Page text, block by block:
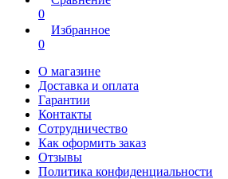
0
Избранное
0
О магазине
Доставка и оплата
Гарантии
Контакты
Сотрудничество
Как оформить заказ
Отзывы
Политика конфиденциальности